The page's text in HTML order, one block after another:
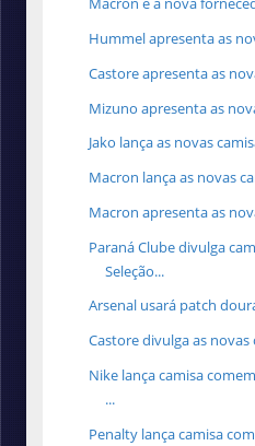
Hummel apresenta as
Castore apresenta as
Mizuno apresenta as
Jako lança as novas
Macron lança as novas
Macron apresenta as
Paraná Clube divulga
Seleção...
Arsenal usará patch
Castore divulga as
Nike lança camisa
...
Penalty lança camisa